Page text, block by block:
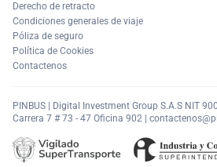
Derecho de retracto
Condiciones generales de viaje
Póliza de seguro
Política de Cookies
Contactenos
PINBUS | Digital Investment Group S.A.S NIT
Carrera 7 # 73 - 47 Oficina 902 |